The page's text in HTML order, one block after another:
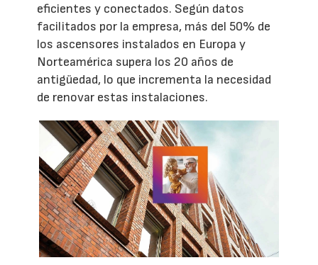
eficientes y conectados. Según datos
facilitados por la empresa, más del 50% de
los ascensores instalados en Europa y
Norteamérica supera los 20 años de
antigüedad, lo que incrementa la necesidad
de renovar estas instalaciones.